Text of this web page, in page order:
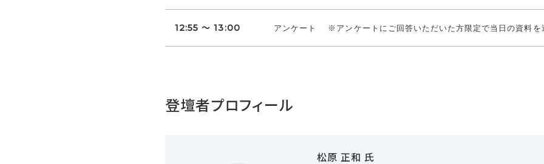
12:55 ～ 13:00 アンケート ※アンケートにご回答いただいた方限定で当日の資料を
登壇者プロフィール
松原 正和 氏